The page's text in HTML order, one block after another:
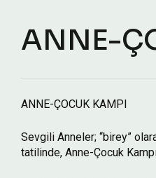
ANNE-
ANNE-ÇOCUK KAMPI
Sevgili Anneler; “birey”
tatilinde, Anne-Çocuk